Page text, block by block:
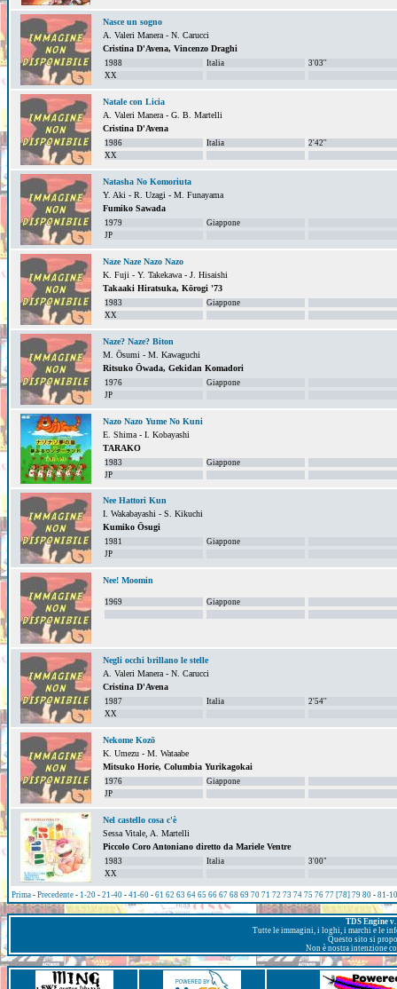
Nasce un sogno
A. Valeri Manera - N. Carucci
Cristina D'Avena, Vincenzo Draghi
1988 Italia
3'03''
XX
Natale con Licia
A. Valeri Manera - G. B. Martelli
Cristina D'Avena
1986 Italia
2'42''
XX
Natasha No Komoriuta
Y. Aki - R. Uzagi - M. Funayama
Fumiko Sawada
1979
Giappone
JP
Naze Naze Nazo Nazo
K. Fuji - Y. Takekawa - J. Hisaishi
Takaaki Hiratsuka, Kōrogi '73
1983
Giappone
XX
Naze? Naze? Biton
M. Ōsumi - M. Kawaguchi
Ritsuko Ōwada, Gekidan Komadori
1976
Giappone
JP
Nazo Nazo Yume No Kuni
E. Shima - I. Kobayashi
TARAKO
1983
Giappone
JP
Nee Hattori Kun
I. Wakabayashi - S. Kikuchi
Kumiko Ōsugi
1981
Giappone
JP
Nee! Moomin
1969 Giappone
Negli occhi brillano le stelle
A. Valeri Manera - N. Carucci
Cristina D'Avena
1987 Italia
2'54''
XX
Nekome Kozō
K. Umezu - M. Wataabe
Mitsuko Horie, Columbia Yurikagokai
1976
Giappone
JP
Nel castello cosa c'è
Sessa Vitale, A. Martelli
Piccolo Coro Antoniano diretto da Mariele Ventre
1983 Italia
3'00"
XX
Prima - Precedente - 1-20 - 21-40 - 41-60 - 61 62 63 64 65 66 67 68 69 70 71 72 73 74 75 76 77 [78] 79 80 - 81-
TDS Engine
Tutte le immagini, i loghi, i marchi e le
Questo sito si
Non è nostra intenzione